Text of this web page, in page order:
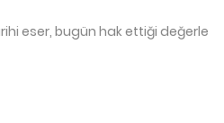
eser, bugün hak ettiği değerle